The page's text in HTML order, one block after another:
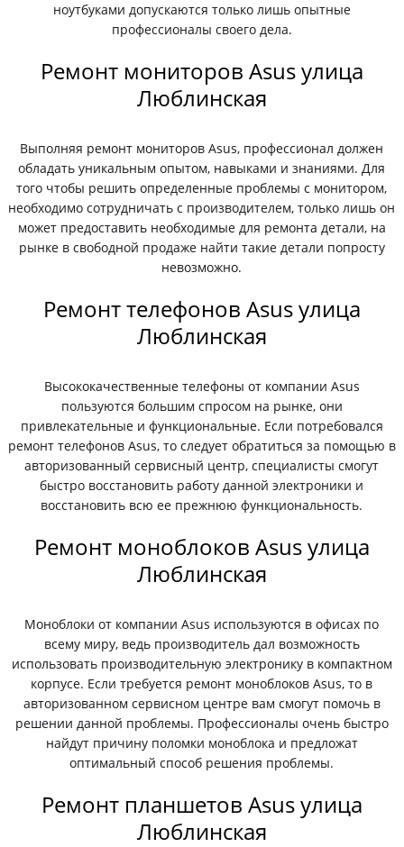
ноутбуками допускаются только лишь опытные
профессионалы своего дела.
Ремонт мониторов Asus улица
Люблинская
Выполняя ремонт мониторов Asus, профессионал должен
обладать уникальным опытом, навыками и знаниями. Для
того чтобы решить определенные проблемы с монитором,
необходимо сотрудничать с производителем, только лишь он
может предоставить необходимые для ремонта детали, на
рынке в свободной продаже найти такие детали попросту
невозможно.
Ремонт телефонов Asus улица
Люблинская
Высококачественные телефоны от компании Asus
пользуются большим спросом на рынке, они
привлекательные и функциональные. Если потребовался
ремонт телефонов Asus, то следует обратиться за помощью в
авторизованный сервисный центр, специалисты смогут
быстро восстановить работу данной электроники и
восстановить всю ее прежнюю функциональность.
Ремонт моноблоков Asus улица
Люблинская
Моноблоки от компании Asus используются в офисах по
всему миру, ведь производитель дал возможность
использовать производительную электронику в компактном
корпусе. Если требуется ремонт моноблоков Asus, то в
авторизованном сервисном центре вам смогут помочь в
решении данной проблемы. Профессионалы очень быстро
найдут причину поломки моноблока и предложат
оптимальный способ решения проблемы.
Ремонт планшетов Asus улица
Люблинская